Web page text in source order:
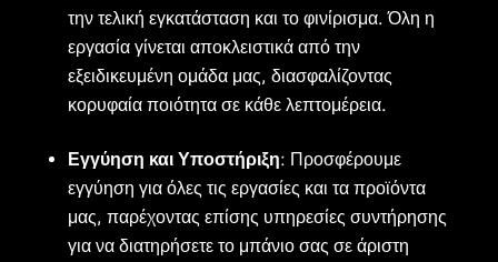
την τελική εγκατάσταση και το φινίρισμα. Όλη η
εργασία γίνεται αποκλειστικά από την
εξειδικευμένη ομάδα μας, διασφαλίζοντας
κορυφαία ποιότητα σε κάθε λεπτομέρεια.
Εγγύηση και Υποστήριξη: Προσφέρουμε
εγγύηση για όλες τις εργασίες και τα προϊόντα
μας, παρέχοντας επίσης υπηρεσίες συντήρησης
για να διατηρήσετε το μπάνιο σας σε άριστη